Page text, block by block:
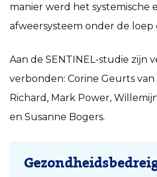
manier werd het systemische
afweersysteem onder de loep
Aan de SENTINEL-studie zijn
verbonden: Corine Geurts van
Richard, Mark Power,
en Susanne Bogers.